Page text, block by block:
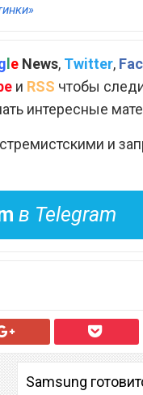
e News, Twitter,
и RSS чтобы
интересные
и
в Telegram
Samsung